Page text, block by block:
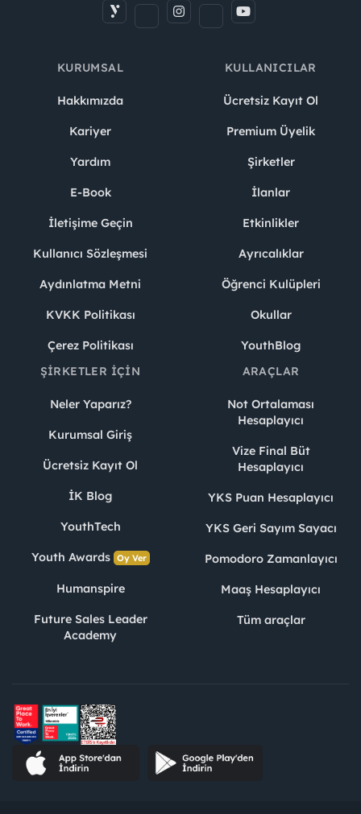
KURUMSAL
Hakkımızda
Kariyer
Yardım
E-Book
İletişime Geçin
Kullanıcı Sözleşmesi
Aydınlatma Metni
KVKK Politikası
Çerez Politikası
KULLANICILAR
Ücretsiz Kayıt Ol
Premium Üyelik
Şirketler
İlanlar
Etkinlikler
Ayrıcalıklar
Öğrenci Kulüpleri
Okullar
YouthBlog
ŞIRKETLER İÇIN
Neler Yaparız?
Kurumsal Giriş
Ücretsiz Kayıt Ol
İK Blog
YouthTech
Youth Awards Oy Ver
Humanspire
Future Sales Leader
Academy
ARAÇLAR
Not Ortalaması
Hesaplayıcı
Vize Final Büt
Hesaplayıcı
YKS Puan Hesaplayıcı
YKS Geri Sayım Sayacı
Pomodoro Zamanlayıcı
Maaş Hesaplayıcı
Tüm araçlar